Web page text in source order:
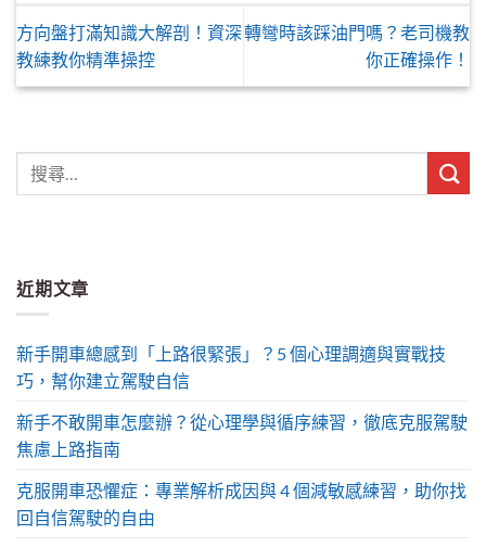
方向盤打滿知識大解剖！資深
教練教你精準操控
轉彎時該踩油門嗎？老司機教
你正確操作！
近期文章
新手開車總感到「上路很緊張」？5 個心理調適與實戰技
巧，幫你建立駕駛自信
新手不敢開車怎麼辦？從心理學與循序練習，徹底克服駕駛
焦慮上路指南
克服開車恐懼症：專業解析成因與 4 個減敏感練習，助你找
回自信駕駛的自由